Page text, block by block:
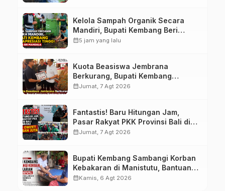
Kelola Sampah Organik Secara
Mandiri, Bupati Kembang Beri
Apresiasi Tinggi Warga Sri
calendar_month5 jam yang lalu
Kuota Beasiswa Jembrana
Berkurang, Bupati Kembang
Siapkan Upaya Penambahan di
calendar_monthJumat, 7 Agt 2026
Fantastis! Baru Hitungan Jam,
Pasar Rakyat PKK Provinsi Bali di
Jembrana Raup Omzet Ratusan
calendar_monthJumat, 7 Agt 2026
Bupati Kembang Sambangi Korban
Kebakaran di Manistutu, Bantuan
Disalurkan untuk Ringankan Beban
calendar_monthKamis, 6 Agt 2026